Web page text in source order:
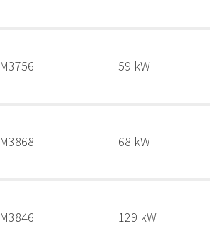
M3756 59 kW
M3868 68 kW
M3846 129 kW